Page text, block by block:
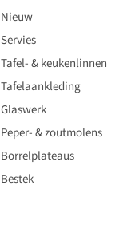
Nieuw
Servies
Tafel- & keukenlinnen
Tafelaankleding
Glaswerk
Peper- & zoutmolens
Borrelplateaus
Bestek